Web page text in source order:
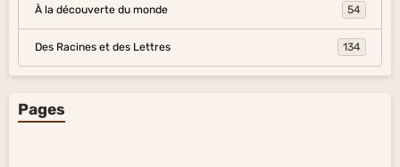
À la découverte du monde 54
Des Racines et des Lettres 134
Pages